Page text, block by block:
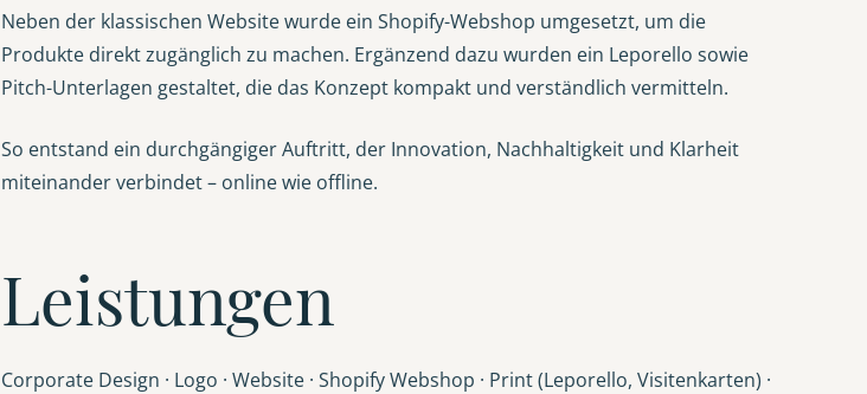
Neben der klassischen Website wurde ein Shopify-Webshop umgesetzt, um die
Produkte direkt zugänglich zu machen. Ergänzend dazu wurden ein Leporello sowie
Pitch-Unterlagen gestaltet, die das Konzept kompakt und verständlich vermitteln.
So entstand ein durchgängiger Auftritt, der Innovation, Nachhaltigkeit und Klarheit
miteinander verbindet – online wie offline.
Leistungen
Corporate Design · Logo · Website · Shopify Webshop · Print (Leporello, Visitenkarten) ·